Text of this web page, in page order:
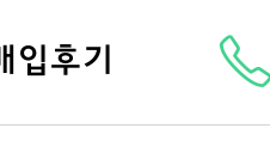
입후기